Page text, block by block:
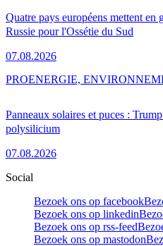
Quatre pays européens mettent en
Russie pour l'Ossétie du Sud
07.08.2026
Panneaux solaires et puces :
polysilicium
07.08.2026
PROENERGIE,
Social
Bezoek ons op facebook
Bezoek ons op linkedin
Bezoek ons op rss-feed
Bezoek ons op mastodon